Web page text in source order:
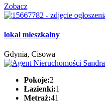
Zobacz
lokal mieszkalny
Gdynia, Cisowa
Pokoje:2
Łazienki:1
Metraż:41